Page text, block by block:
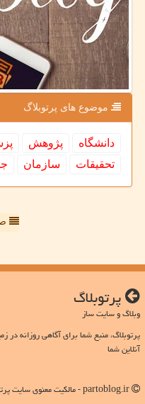
موضوع های پرتوبلاگ
دانشگاه پژوهش
تحقیقات
سازمان
پرتوبلاگ
وبلاگ و سایت ساز
پرتوبلاگ، منبع شما برای آگاهی روزانه
آنلاین شما